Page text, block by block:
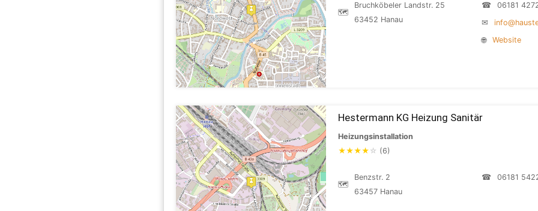
🗺
Bruchköbeler Landstr. 25
63452 Hanau
☎
06181
✉
🌐
Website
Hestermann KG Heizung Sanitär
Heizungsinstallation
★★★★ ☆ (6)
🗺
Benzstr. 2
63457 Hanau
☎ 06181